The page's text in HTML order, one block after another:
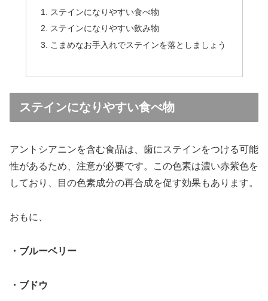
ステインになりやすい食べ物
ステインになりやすい飲み物
こまめなお手入れでステインを落としましょう
ステインになりやすい食べ物
アントシアニンを含む食品は、歯にステインをつける可能
性があるため、注意が必要です。この色素は濃い赤紫色を
しており、目の色素成分の再合成を促す効果もあります。
おもに、
・ブルーベリー
・ブドウ